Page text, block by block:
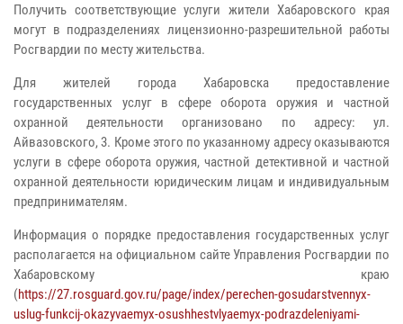
Получить соответствующие услуги жители Хабаровского края
могут в подразделениях лицензионно-разрешительной работы
Росгвардии по месту жительства.
Для жителей города Хабаровска предоставление
государственных услуг в сфере оборота оружия и частной
охранной деятельности организовано по адресу: ул.
Айвазовского, 3. Кроме этого по указанному адресу оказываются
услуги в сфере оборота оружия, частной детективной и частной
охранной деятельности юридическим лицам и индивидуальным
предпринимателям.
Информация о порядке предоставления государственных услуг
располагается на официальном сайте Управления Росгвардии по
Хабаровскому краю
(https://27.rosguard.gov.ru/page/index/perechen-gosudarstvennyx-
uslug-funkcij-okazyvaemyx-osushhestvlyaemyx-podrazdeleniyami-